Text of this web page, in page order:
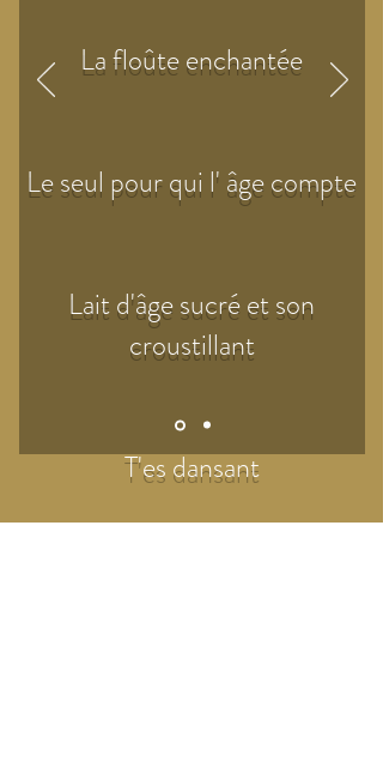
La floûte enchantée
Le seul pour qui l' âge compte
Lait d'âge sucré et son
croustillant
T'es dansant